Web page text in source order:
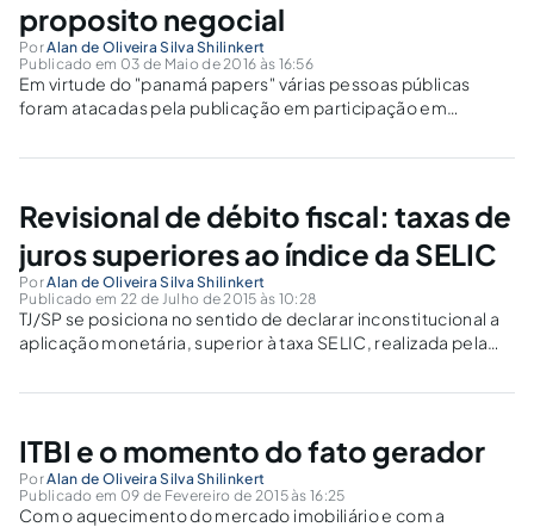
proposito negocial
PorAlan de Oliveira Silva Shilinkert
Publicado em 03 de Maio de 2016 às 16:56
Em virtude do "panamá papers" várias pessoas públicas
foram atacadas pela publicação em participação em
do planejamento tributário e a necessidade do proposto
Revisional de débito fiscal: taxas de
juros superiores ao índice da SELIC
PorAlan de Oliveira Silva Shilinkert
Publicado em 22 de Julho de 2015 às 10:28
TJ/SP se posiciona no sentido de declarar inconstitucional a
aplicação monetária, superior à taxa SELIC, realizada pela
notícia para os contribuintes paulistas.
ITBI e o momento do fato gerador
PorAlan de Oliveira Silva Shilinkert
Publicado em 09 de Fevereiro de 2015 às 16:25
Com o aquecimento do mercado imobiliário e com a